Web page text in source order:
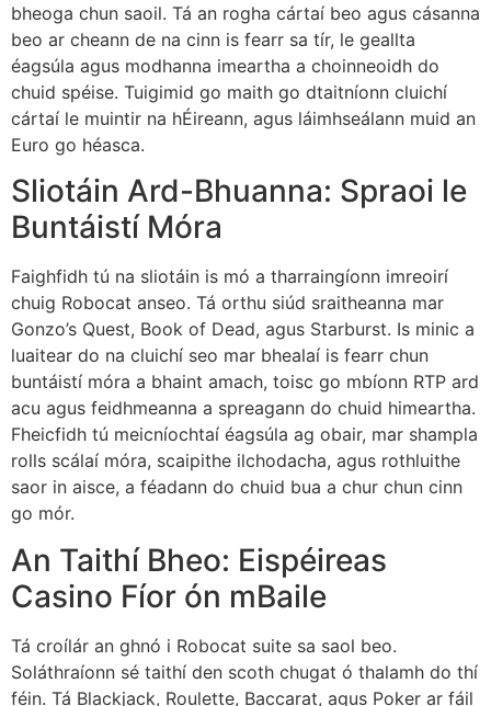
bheoga chun saoil. Tá an rogha cártaí beo agus cásanna
beo ar cheann de na cinn is fearr sa tír, le geallta
éagsúla agus modhanna imeartha a choinneoidh do
chuid spéise. Tuigimid go maith go dtaitníonn cluichí
cártaí le muintir na hÉireann, agus láimhseálann muid an
Euro go héasca.
Sliotáin Ard-Bhuanna: Spraoi le
Buntáistí Móra
Faighfidh tú na sliotáin is mó a tharraingíonn imreoirí
chuig Robocat anseo. Tá orthu siúd sraitheanna mar
Gonzo’s Quest, Book of Dead, agus Starburst. Is minic a
luaitear do na cluichí seo mar bhealaí is fearr chun
buntáistí móra a bhaint amach, toisc go mbíonn RTP ard
acu agus feidhmeanna a spreagann do chuid himeartha.
Fheicfidh tú meicníochtaí éagsúla ag obair, mar shampla
rolls scálaí móra, scaipithe ilchodacha, agus rothluithe
saor in aisce, a féadann do chuid bua a chur chun cinn
go mór.
An Taithí Bheo: Eispéireas
Casino Fíor ón mBaile
Tá croílár an ghnó i Robocat suite sa saol beo.
Soláthraíonn sé taithí den scoth chugat ó thalamh do thí
féin. Tá Blackjack, Roulette, Baccarat, agus Poker ar fáil